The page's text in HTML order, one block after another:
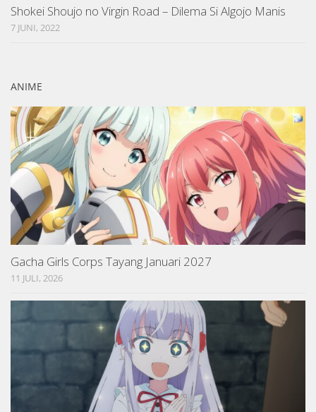
Shokei Shoujo no Virgin Road – Dilema Si Algojo Manis
7 JUNI, 2022
ANIME
Gacha Girls Corps Tayang Januari 2027
11 JULI, 2026